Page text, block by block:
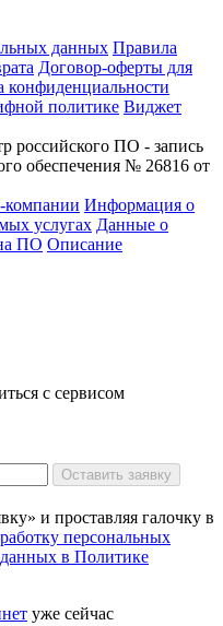
данных Правила
Договор-оферты для
конфиденциальности
политике Виджет
российского ПО - запись
обеспечения № 26816 от
компании Информация о
услугах Данные о
ПО Описание
с сервисом
Оставить заявку
и проставляя галочку в
персональных
данных в Политике
уже сейчас